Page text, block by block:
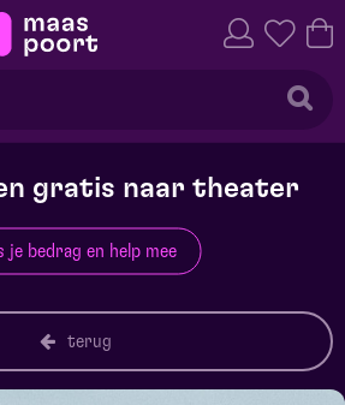
gratis naar theater
je bedrag en help mee
terug